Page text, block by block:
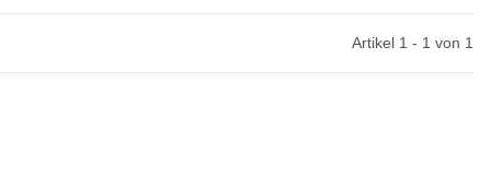
Artikel 1 - 1 von 1